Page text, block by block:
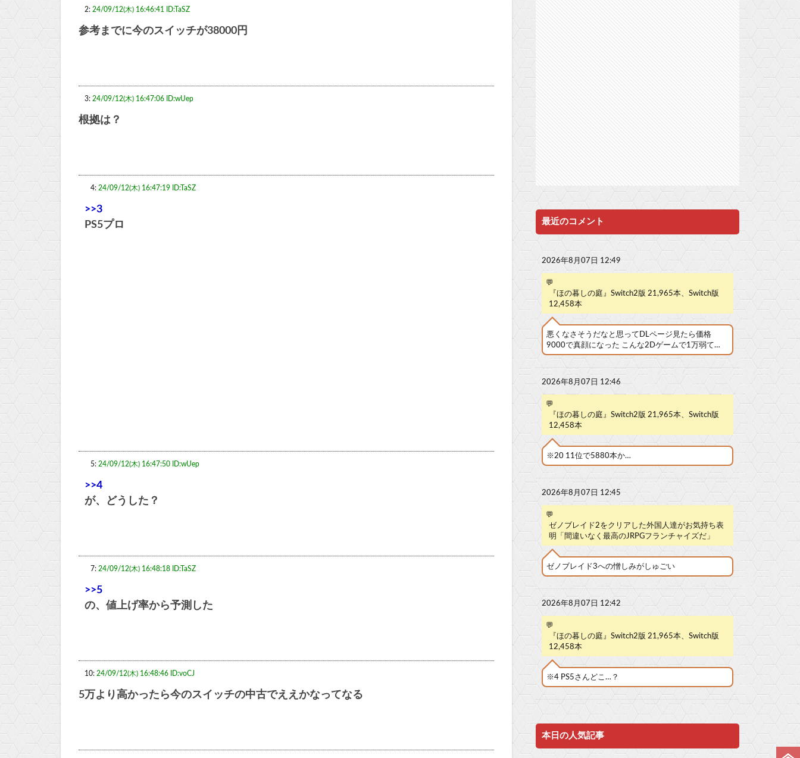
2: 24/09/12(木) 16:46:41 ID:TaSZ
参考までに今のスイッチが38000円
3: 24/09/12(木) 16:47:06 ID:wUep
根拠は？
4: 24/09/12(木) 16:47:19 ID:TaSZ
>>3
PS5プロ
5: 24/09/12(木) 16:47:50 ID:wUep
>>4
が、どうした？
7: 24/09/12(木) 16:48:18 ID:TaSZ
>>5
の、値上げ率から予測した
10: 24/09/12(木) 16:48:46 ID:voCJ
5万より高かったら今のスイッチの中古でええかなってなる
最近のコメント
2026年8月07日 12:49
💬
『ほの暮しの庭』Switch2版 21,965本、Switch版
12,458本
悪くなさそうだなと思ってDLページ見たら価格
9000で真顔になった こんな2Dゲームで1万弱て…
2026年8月07日 12:46
💬
『ほの暮しの庭』Switch2版 21,965本、Switch版
12,458本
※20 11位で5880本か…
2026年8月07日 12:45
💬
ゼノブレイド2をクリアした外国人達がお気持ち表
明「間違いなく最高のJRPGフランチャイズだ」
ゼノブレイド3への憎しみがしゅごい
2026年8月07日 12:42
💬
『ほの暮しの庭』Switch2版 21,965本、Switch版
12,458本
※4 PS5さんどこ…？
本日の人気記事